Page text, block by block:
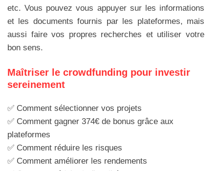
etc. Vous pouvez vous appuyer sur les informations
et les documents fournis par les plateformes, mais
aussi faire vos propres recherches et utiliser votre
bon sens.
Maîtriser le crowdfunding pour investir
sereinement
✅ Comment sélectionner vos projets
✅ Comment gagner 374€ de bonus grâce aux
plateformes
✅ Comment réduire les risques
✅ Comment améliorer les rendements